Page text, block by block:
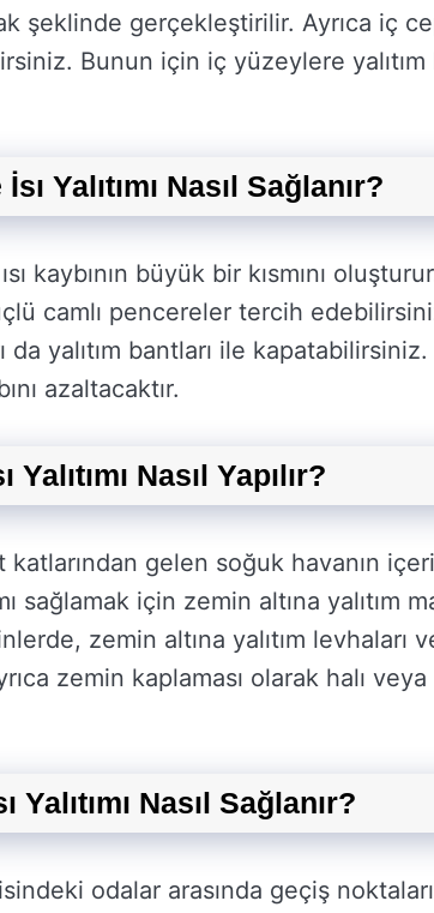
şeklinde gerçekleştirilir. Ayrıca iç
Bunun için iç yüzeylere yalıtım
Yalıtımı Nasıl Sağlanır?
kaybının büyük bir kısmını
camlı pencereler tercih
yalıtım bantları ile kapatabilirsiniz.
azaltacaktır.
Nasıl Yapılır?
gelen soğuk havanın
sağlamak için zemin altına yalıtım
zemin altına yalıtım levhaları
zemin kaplaması olarak halı
Yalıtımı Nasıl Sağlanır?
odalar arasında geçiş